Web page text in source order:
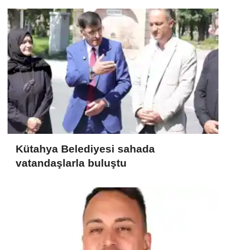
Kütahya Belediyesi sahada
vatandaşlarla buluştu